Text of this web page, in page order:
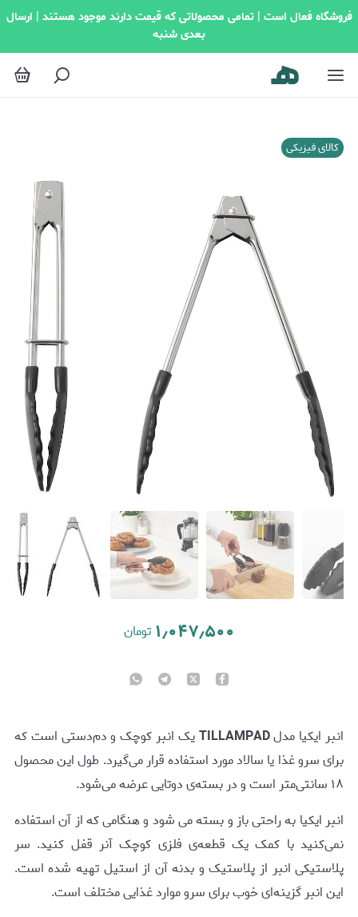
فروشگاه فعال است | تمامی محصولاتی که قیمت دارند موجود هستند | ارسال
بعدی شنبه
کالای فیزیکی
۱٫۰۴۷٫۵۰۰ تومان
انبر ایکیا مدلTILLAMPADیک انبر کوچک و دم‌دستی ‌است که
برای سرو غذا یا سالاد مورد استفاده قرار می‌گیرد. طول این محصول
۱۸ سانتی‌متر است و در بسته‌ی دوتایی عرضه می‌شود.
انبر ایکیا به راحتی باز و بسته می شود و هنگامی که از آن استفاده
نمی‌کنید با کمک یک قطعه‌ی فلزی کوچک آنر قفل کنید. سر
پلاستیکی انبر از پلاستیک و بدنه آن از استیل تهیه شده است.
این انبر گزینه‌ای خوب برای سرو موارد غذایی مختلف است.